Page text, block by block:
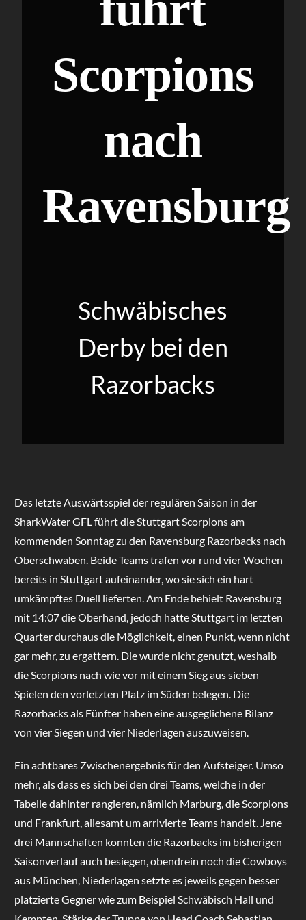
Scorpions
nach
Ravensburg
Schwäbisches
Derby bei den
Razorbacks
Das letzte Auswärtsspiel der regulären Saison in der
SharkWater GFL führt die Stuttgart Scorpions am
kommenden Sonntag zu den Ravensburg Razorbacks nach
Oberschwaben. Beide Teams trafen vor rund vier Wochen
bereits in Stuttgart aufeinander, wo sie sich ein hart
umkämpftes Duell lieferten. Am Ende behielt Ravensburg
mit 14:07 die Oberhand, jedoch hatte Stuttgart im letzten
Quarter durchaus die Möglichkeit, einen Punkt, wenn nicht
gar mehr, zu ergattern. Die wurde nicht genutzt, weshalb
die Scorpions nach wie vor mit einem Sieg aus sieben
Spielen den vorletzten Platz im Süden belegen. Die
Razorbacks als Fünfter haben eine ausgeglichene Bilanz
von vier Siegen und vier Niederlagen auszuweisen.
Ein achtbares Zwischenergebnis für den Aufsteiger. Umso
mehr, als dass es sich bei den drei Teams, welche in der
Tabelle dahinter rangieren, nämlich Marburg, die Scorpions
und Frankfurt, allesamt um arrivierte Teams handelt. Jene
drei Mannschaften konnten die Razorbacks im bisherigen
Saisonverlauf auch besiegen, obendrein noch die Cowboys
aus München, Niederlagen setzte es jeweils gegen besser
platzierte Gegner wie zum Beispiel Schwäbisch Hall und